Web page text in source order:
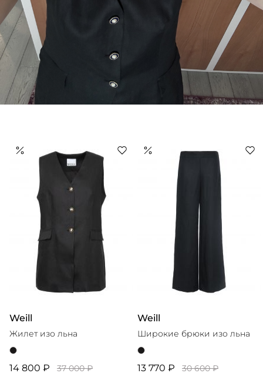
Weill
Жилет изо льна
14 800 ₽ 37 000 ₽
Weill
Широкие брюки изо льна
13 770 ₽ 30 600 ₽